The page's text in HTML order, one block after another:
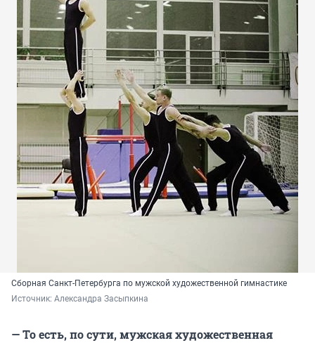
Сборная Санкт-Петербурга по мужской художественной гимнастике
Источник: Александра Засыпкина
— То есть, по сути, мужская художественная